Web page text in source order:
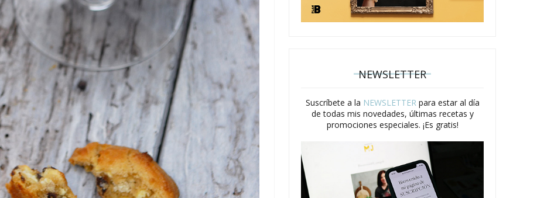
NEWSLETTER
Suscríbete a la NEWSLETTERpara estar al día
de todas mis novedades, últimas recetas y
promociones especiales. ¡Es gratis!